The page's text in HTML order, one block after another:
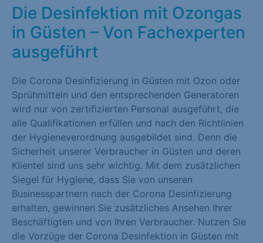
Die Desinfektion mit Ozongas
in Güsten – Von Fachexperten
ausgeführt
Die Corona Desinfizierung in Güsten mit Ozon oder
Sprühmitteln und den entsprechenden Generatoren
wird nur von zertifizierten Personal ausgeführt, die
alle Qualifikationen erfüllen und nach den Richtlinien
der Hygieneverordnung ausgebildet sind. Denn die
Sicherheit unserer Verbraucher in Güsten und deren
Klientel sind uns sehr wichtig. Mit dem zusätzlichen
Siegel für Hygiene, dass Sie von unseren
Businesspartnern nach der Corona Desinfizierung
erhalten, gewinnen Sie zusätzliches Ansehen Ihrer
Beschäftigten und von Ihren Verbraucher. Nutzen Sie
die Vorzüge der Corona Desinfektion in Güsten mit